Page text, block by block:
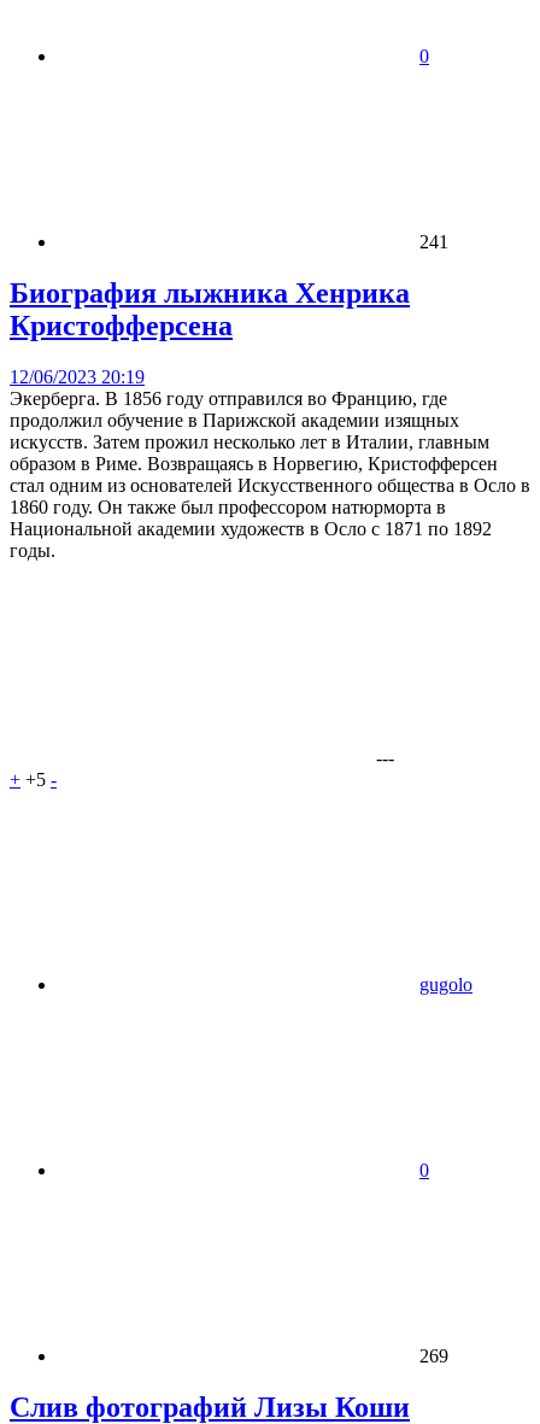
0
241
Биография лыжника Хенрика
Кристофферсена
12/06/2023 20:19
Экерберга. В 1856 году отправился во Францию, где
продолжил обучение в Парижской академии изящных
искусств. Затем прожил несколько лет в Италии, главным
образом в Риме. Возвращаясь в Норвегию, Кристофферсен
стал одним из основателей Искусственного общества в Осло в
1860 году. Он также был профессором натюрморта в
Национальной академии художеств в Осло с 1871 по 1892
годы.
---
+ +5 -
gugolo
0
269
Слив фотографий Лизы Коши